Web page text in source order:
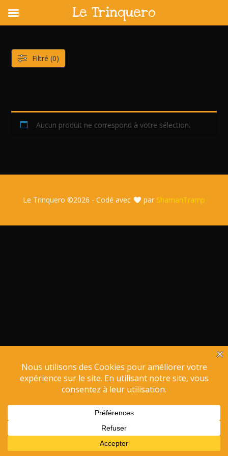
content
Aucun produit ne correspond à votre sélection.
Filtré (0)
Le Trinquero ©2026 - Codé avec par ShamanTramp
Le Trinquero